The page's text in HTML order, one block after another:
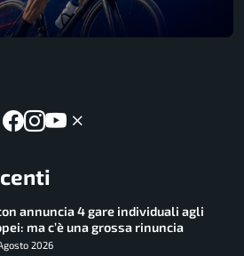
annuncia 4 gare individuali agli
ma c’è una grossa rinuncia
2026